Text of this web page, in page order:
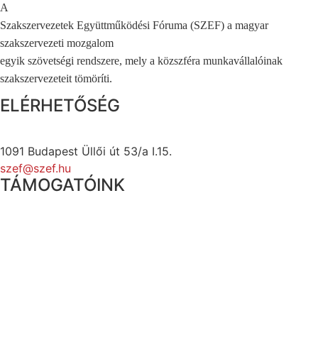
A
Szakszervezetek Együttműködési Fóruma (SZEF) a magyar
szakszervezeti mozgalom
egyik szövetségi rendszere, mely a közszféra munkavállalóinak
szakszervezeteit tömöríti.
ELÉRHETŐSÉG
1091 Budapest Üllői út 53/a I.15.
szef@szef.hu
TÁMOGATÓINK